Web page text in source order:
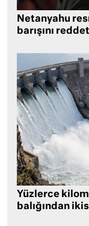
Netanyahu
barışını
Yüzlerce
balığından